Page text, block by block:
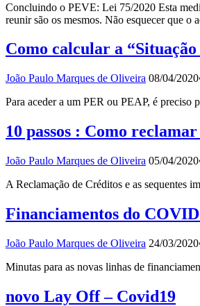
Concluindo o PEVE: Lei 75/2020 Esta
reunir são os mesmos. Não esquecer que
Como calcular a
João Paulo Marques de Oliveira 08/04/2020
Para aceder a um PER ou PEAP, é
10 passos : Como
João Paulo Marques de Oliveira 05/04/2020
A Reclamação de Créditos e as sequentes
Financiamentos do
João Paulo Marques de Oliveira 24/03/2020
Minutas para as novas linhas de
novo Lay Off – Covid19